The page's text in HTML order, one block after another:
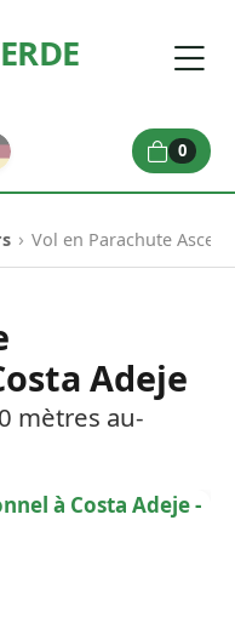
0
› Vol en Parachute
Adeje
mètres au-